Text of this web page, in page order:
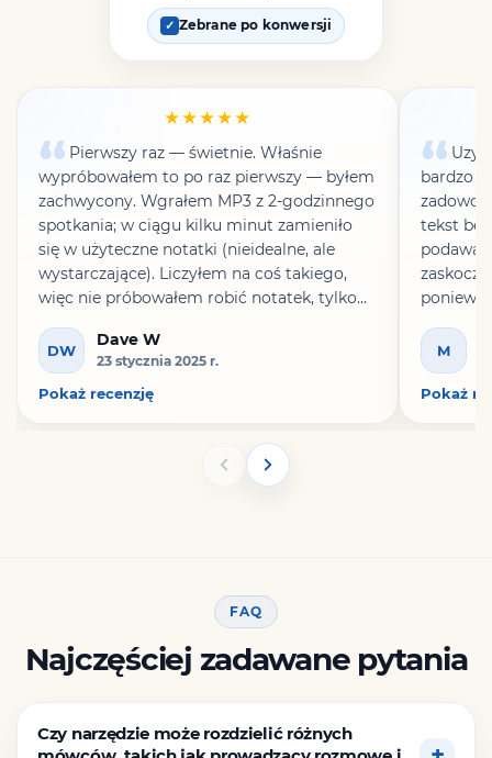
✓ Zebrane po konwersji
★★★★★
Pierwszy raz — świetnie. Właśnie
wypróbowałem to po raz pierwszy — byłem
zachwycony. Wgrałem MP3 z 2-godzinnego
spotkania; w ciągu kilku minut zamieniło
się w użyteczne notatki (nieidealne, ale
wystarczające). Liczyłem na coś takiego,
więc nie próbowałem robić notatek, tylko
martwieniu się, że coś mi umknie, albo na
tym, że muszę jeszcze przez 2 godziny
słuchać nagrania audio i jednocześnie robić
notatki. Zamiast tego mogę wyodrębnić
najważniejsze fragmenty jako .txt, poprawić
DW
Dave W
23 stycznia 2025 r.
Pokaż recenzję
bardzo
tekst
jakości
został
tylko
M
Pokaż
FAQ
Najczęściej zadawane pytania
Czy narzędzie może rozdzielić różnych